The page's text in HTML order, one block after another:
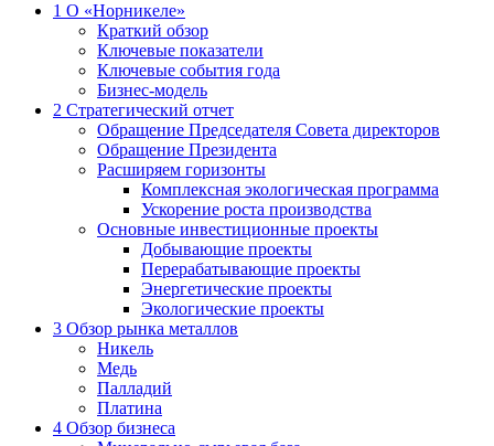
1 О «Норникеле»
Краткий обзор
Ключевые показатели
Ключевые события года
Бизнес-модель
2 Стратегический отчет
Обращение Председателя Совета директоров
Обращение Президента
Расширяем горизонты
Комплексная экологическая программа
Ускорение роста производства
Основные инвестиционные проекты
Добывающие проекты
Перерабатывающие проекты
Энергетические проекты
Экологические проекты
3 Обзор рынка металлов
Никель
Медь
Палладий
Платина
4 Обзор бизнеса